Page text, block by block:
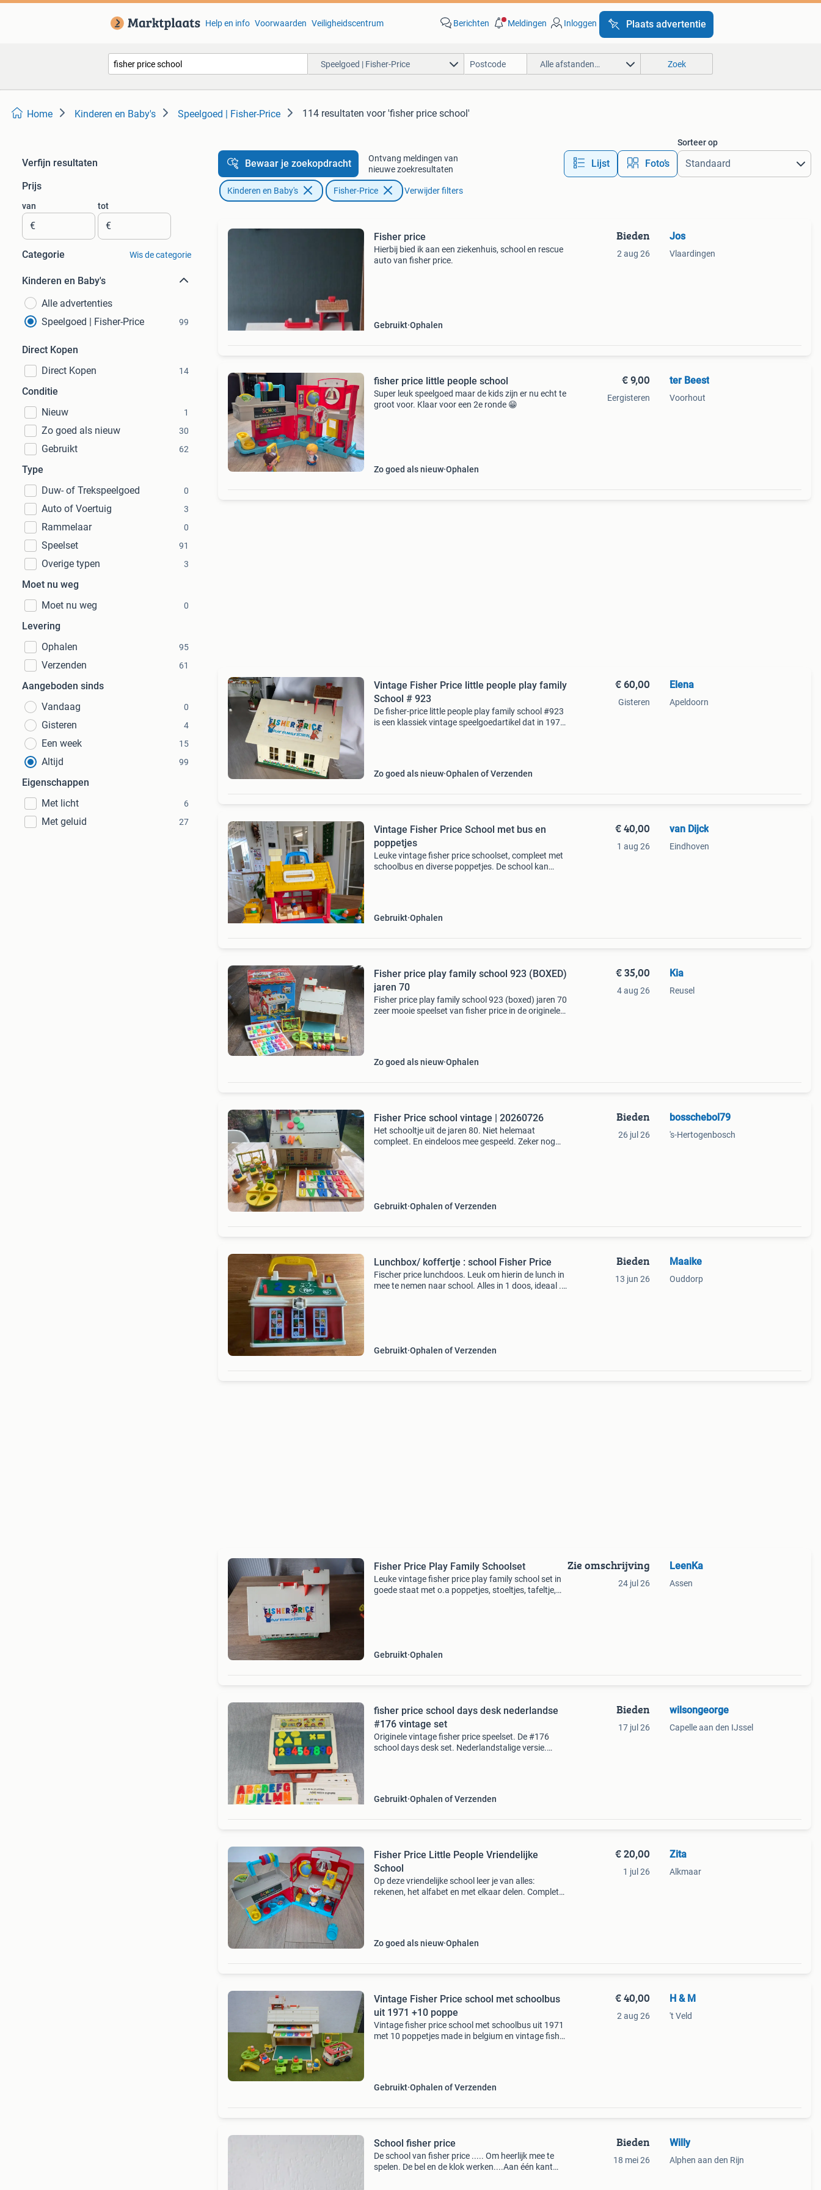
Help en info Voorwaarden Veiligheidscentrum Berichten Meldingen Inloggen Plaats advertentie
Speelgoed | Fisher-Price Alle afstanden… Zoek
Home Kinderen en Baby's Speelgoed | Fisher-Price 114 resultaten voor 'fisher price school'
Verfijn resultaten
Prijs
van
€
tot
€
Categorie Wis de categorie
Kinderen en Baby's
Alle advertenties
Speelgoed | Fisher-Price
99
Direct Kopen
Direct Kopen
14
Conditie
Nieuw
1
Zo goed als nieuw 30
Gebruikt 62
Type
Duw- of Trekspeelgoed
0
Auto of Voertuig 3
Rammelaar 0
Speelset 91
Overige typen 3
Moet nu weg
Moet nu weg
0
Levering
Ophalen
95
Verzenden 61
Aangeboden sinds
Vandaag
0
Gisteren 4
Een week 15
Altijd 99
Eigenschappen
Met licht
6
Met geluid 27
Bewaar je zoekopdracht
Ontvang meldingen van
nieuwe zoekresultaten
Lijst Foto’s
Sorteer op
Kinderen en Baby's Fisher-Price Verwijder filters
Fisher price
Hierbij bied ik aan een ziekenhuis, school en rescue
auto van fisher price.
Gebruikt Ophalen
Bieden
2 aug 26
Jos
Vlaardingen
fisher price little people school
Super leuk speelgoed maar de kids zijn er nu echt te
groot voor. Klaar voor een 2e ronde 😁
Zo goed als nieuw Ophalen
€ 9,00
Eergisteren
ter Beest
Voorhout
Vintage Fisher Price little people play family
School # 923
De fisher-price little people play family school #923
is een klassiek vintage speelgoedartikel dat in 1971
Zo goed als nieuw Ophalen of Verzenden
€ 60,00
Gisteren
Elena
Apeldoorn
Vintage Fisher Price School met bus en
poppetjes
Leuke vintage fisher price schoolset, compleet met
schoolbus en diverse poppetjes. De school kan
Gebruikt Ophalen
€ 40,00
1 aug 26
van Dijck
Eindhoven
Fisher price play family school 923 (BOXED)
jaren 70
Fisher price play family school 923 (boxed) jaren 70
zeer mooie speelset van fisher price in de originele
Zo goed als nieuw Ophalen
€ 35,00
4 aug 26
Kia
Reusel
Fisher Price school vintage | 20260726
Het schooltje uit de jaren 80. Niet helemaat
compleet. En eindeloos mee gespeeld. Zeker nog
Gebruikt Ophalen of Verzenden
Bieden
26 jul 26
bosschebol79
's-Hertogenbosch
Lunchbox/ koffertje : school Fisher Price
Fischer price lunchdoos. Leuk om hierin de lunch in
mee te nemen naar school. Alles in 1 doos, ideaal .
Gebruikt Ophalen of Verzenden
Bieden
13 jun 26
Maaike
Ouddorp
Fisher Price Play Family Schoolset
Leuke vintage fisher price play family school set in
goede staat met o.a poppetjes, stoeltjes, tafeltje,
Gebruikt Ophalen
Zie omschrijving
24 jul 26
LeenKa
Assen
fisher price school days desk nederlandse
#176 vintage set
Originele vintage fisher price speelset. De #176
school days desk set. Nederlandstalige versie.
Gebruikt Ophalen of Verzenden
Bieden
17 jul 26
wilsongeorge
Capelle aan den IJssel
Fisher Price Little People Vriendelijke
School
Op deze vriendelijke school leer je van alles:
rekenen, het alfabet en met elkaar delen. Complete
Zo goed als nieuw Ophalen
€ 20,00
1 jul 26
Zita
Alkmaar
Vintage Fisher Price school met schoolbus
uit 1971 +10 poppe
Vintage fisher price school met schoolbus uit 1971
met 10 poppetjes made in belgium en vintage fisher
Gebruikt Ophalen of Verzenden
€ 40,00
2 aug 26
H & M
't Veld
School fisher price
De school van fisher price ..... Om heerlijk mee te
spelen. De bel en de klok werken....Aan één kant
Bieden
18 mei 26
Willy
Alphen aan den Rijn